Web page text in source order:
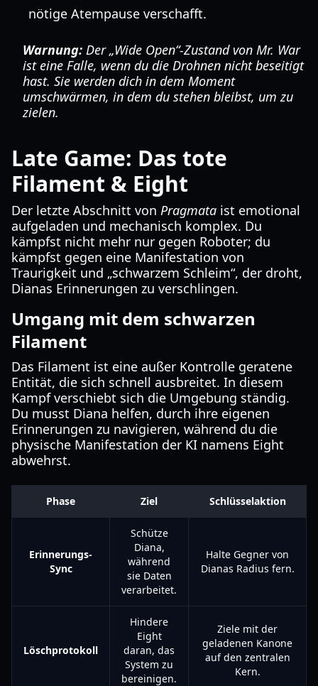
nötige Atempause verschafft.
Warnung: Der „Wide Open“-Zustand von Mr. War
ist eine Falle, wenn du die Drohnen nicht beseitigt
hast. Sie werden dich in dem Moment
umschwärmen, in dem du stehen bleibst, um zu
zielen.
Late Game: Das tote
Filament & Eight
Der letzte Abschnitt von Pragmata ist emotional
aufgeladen und mechanisch komplex. Du
kämpfst nicht mehr nur gegen Roboter; du
kämpfst gegen eine Manifestation von
Traurigkeit und „schwarzem Schleim“, der droht,
Dianas Erinnerungen zu verschlingen.
Umgang mit dem schwarzen
Filament
Das Filament ist eine außer Kontrolle geratene
Entität, die sich schnell ausbreitet. In diesem
Kampf verschiebt sich die Umgebung ständig.
Du musst Diana helfen, durch ihre eigenen
Erinnerungen zu navigieren, während du die
physische Manifestation der KI namens Eight
abwehrst.
Phase Ziel Schlüsselaktion
Erinnerungs-
Sync
Schütze
Diana,
während
sie Daten
verarbeitet.
Halte Gegner von
Dianas Radius fern.
Löschprotokoll
Hindere
Eight
daran, das
System zu
bereinigen.
Ziele mit der
geladenen Kanone
auf den zentralen
Kern.